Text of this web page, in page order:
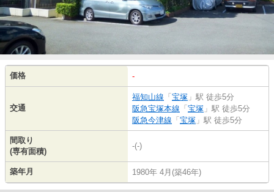
価格 -
交通
福知山線 「 宝塚 」駅 徒歩5分
阪急宝塚本線 「 宝塚 」駅 徒歩5分
阪急今津線 「 宝塚 」駅 徒歩5分
間取り
(専有面積)
-(-)
築年月 1980年 4月(築46年)